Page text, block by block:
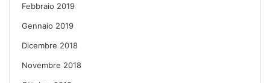
Febbraio 2019
Gennaio 2019
Dicembre 2018
Novembre 2018